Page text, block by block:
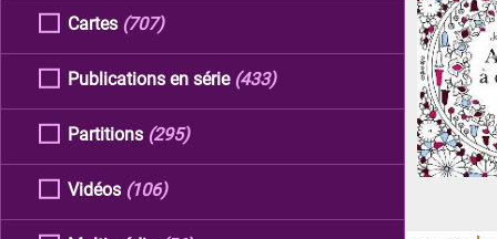
Cartes (707)
Publications en série (433)
Partitions (295)
Vidéos (106)